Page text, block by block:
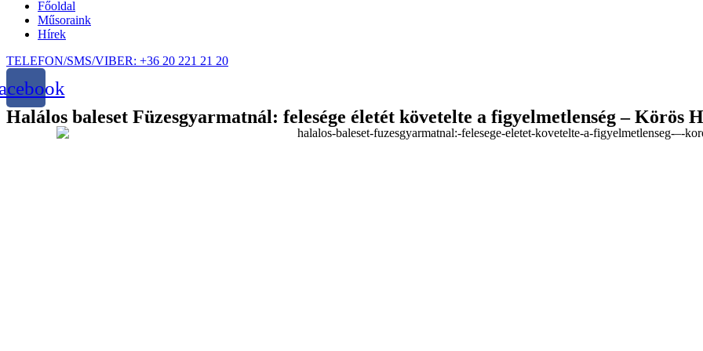
Főoldal
Műsoraink
Hírek
TELEFON/SMS/VIBER: +36 20 221 21 20
Halálos baleset Füzesgyarmatnál: felesége életét követelte a figyelmetlenség – Körös